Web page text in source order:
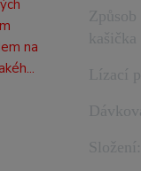
na
Lízací